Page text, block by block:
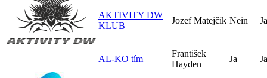
AKTIVITY DW
KLUB
Jozef Matejčík Nein Ja
AL-KO tím
František
Hayden
Ja Ja